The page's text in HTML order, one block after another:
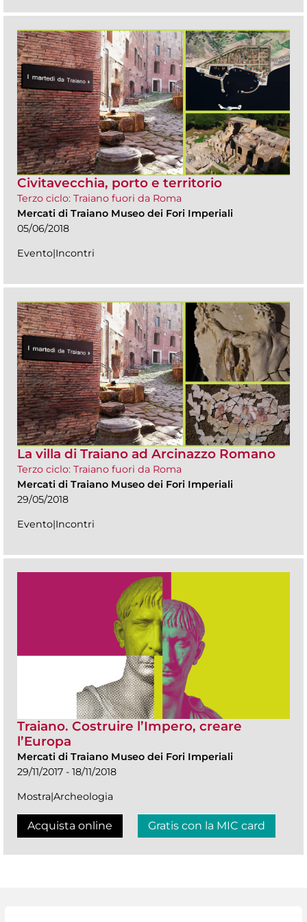
Civitavecchia, porto e territorio
Terzo ciclo: Traiano fuori da Roma
Mercati di Traiano Museo dei Fori Imperiali
05/06/2018
Evento|Incontri
La villa di Traiano ad Arcinazzo Romano
Terzo ciclo: Traiano fuori da Roma
Mercati di Traiano Museo dei Fori Imperiali
29/05/2018
Evento|Incontri
Traiano. Costruire l’Impero, creare
l’Europa
Mercati di Traiano Museo dei Fori Imperiali
29/11/2017 - 18/11/2018
Mostra|Archeologia
Acquista online Gratis con la MIC card